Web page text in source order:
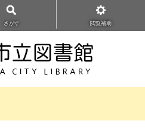
さがす 閲覧補助